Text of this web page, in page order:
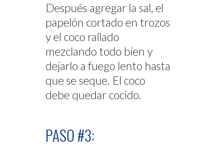
Después agregar la sal, el
papelón cortado en trozos
y el coco rallado
mezclando todo bien y
dejarlo a fuego lento hasta
que se seque. El coco
debe quedar cocido.
PASO #3: